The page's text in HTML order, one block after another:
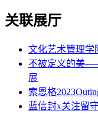
关联展厅
文化艺术管理学
不被定义的美
展
索恩格
蓝信封x关注留